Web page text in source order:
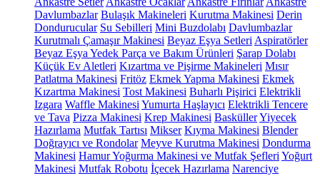
Davlumbazlar Bulaşık Makineleri Kurutma Makinesi Derin
Dondurucular Su Sebilleri Mini Buzdolabı Davlumbazlar
Kurutmalı Çamaşır Makinesi Beyaz Eşya Setleri Aspiratörler
Beyaz Eşya Yedek Parça ve Bakım Ürünleri Şarap Dolabı
Küçük Ev Aletleri Kızartma ve Pişirme Makineleri Mısır
Patlatma Makinesi Fritöz Ekmek Yapma Makinesi Ekmek
Kızartma Makinesi Tost Makinesi Buharlı Pişirici Elektrikli
Izgara Waffle Makinesi Yumurta Haşlayıcı Elektrikli Tencere
ve Tava Pizza Makinesi Krep Makinesi BasküllerYiyecek
Hazırlama Mutfak Tartısı Mikser Kıyma Makinesi Blender
Doğrayıcı ve Rondolar Meyve Kurutma Makinesi Dondurma
Makinesi Hamur Yoğurma Makinesi ve Mutfak Şefleri Yoğurt
Makinesi Mutfak Robotu İçecek Hazırlama Narenciye